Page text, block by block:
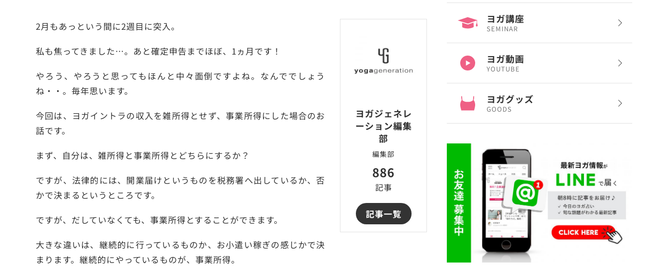
2月もあっという間に2週目に突入。
私も焦ってきました…。あと確定申告までほぼ、1ヵ月です！
やろう、やろうと思ってもほんと中々面倒ですよね。なんででしょう
ね・・。毎年思います。
今回は、ヨガイントラの収入を雑所得とせず、事業所得にした場合のお
話です。
まず、自分は、雑所得と事業所得とどちらにするか？
ですが、法律的には、開業届けというものを税務署へ出しているか、否
かで決まるというところです。
ですが、だしていなくても、事業所得とすることができます。
大きな違いは、継続的に行っているものか、お小遣い稼ぎの感じかで決
まります。継続的にやっているものが、事業所得。
ヨガジェネレ
ーション編集
部
編集部
886
記事
記事一覧
ヨガ講座
SEMINAR
ヨガ動画
YOUTUBE
ヨガグッズ
GOODS